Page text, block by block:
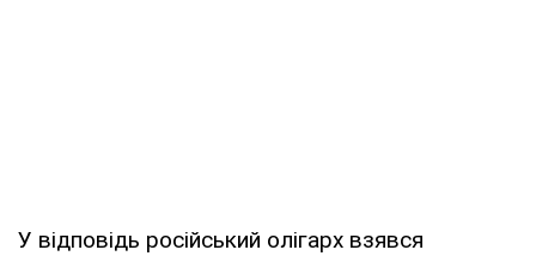
У відповідь російський олігарх взявся